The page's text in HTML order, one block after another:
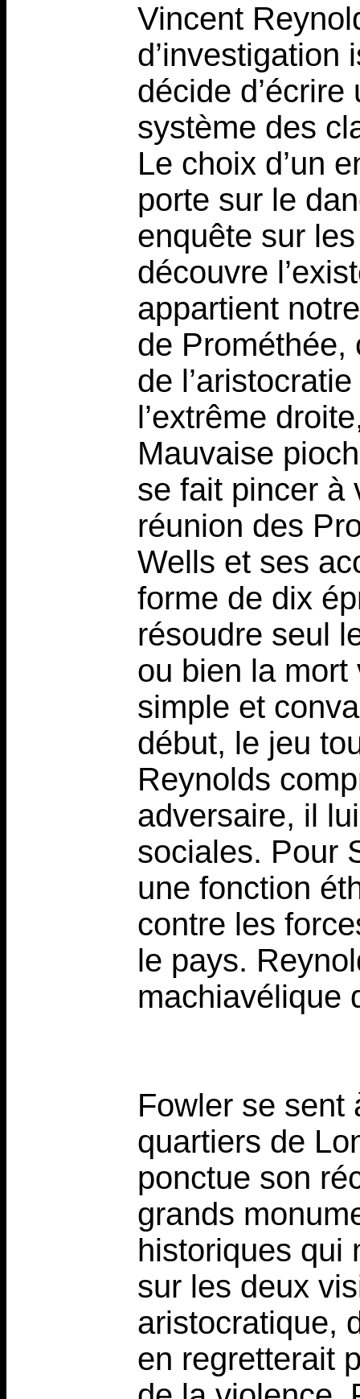
Vincent
d’investigation
décide
système des
Le choix d’un
porte sur le
enquête sur
découvre
appartient
de Prométhée,
de
l’extrême
Mauvaise
se fait pincer à
réunion des
Wells et ses
forme de dix
résoudre seul
ou bien la mort
simple et
début, le jeu
Reynolds
adversaire, il
sociales. Pour
une fonction
contre les
le pays.
machiavélique
Fowler se sent
quartiers de
ponctue son
grands
historiques qui
sur les deux
aristocratique,
en regretterait